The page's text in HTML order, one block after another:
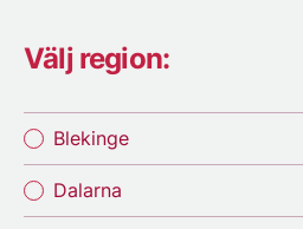
Välj region:
Blekinge
Dalarna